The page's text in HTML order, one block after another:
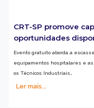
CRT-SP promove
oportunidades
Evento gratuito aborda a
equipamentos hospitalares e
os Técnicos Industriais…
Ler mais...